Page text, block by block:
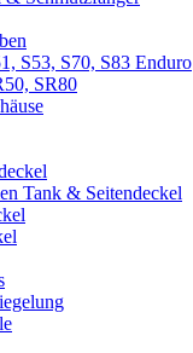
S53, S70, S83 Enduro
SR80
Tank & Seitendeckel